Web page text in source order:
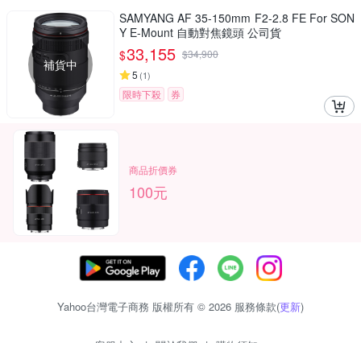
補貨中
SAMYANG AF 35-150mm F2-2.8 FE For SON
Y E-Mount 自動對焦鏡頭 公司貨
$33,155 $34,900
5 (1)
限時下殺 券
商品折價券
100元
Yahoo台灣電子商務 版權所有 © 2026 服務條款(更新)